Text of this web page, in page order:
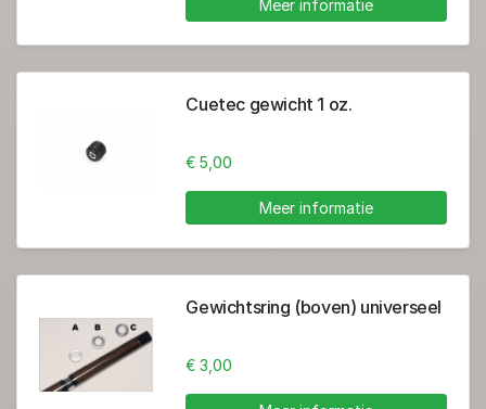
Meer informatie
Cuetec gewicht 1 oz.
€ 5,00
Meer informatie
Gewichtsring (boven) universeel
€ 3,00